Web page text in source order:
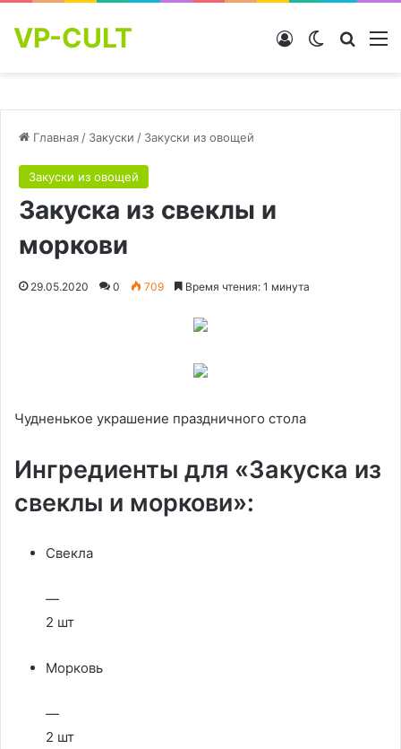
VP-CULT Switch skin
Войти
Главная / Закуски / Закуски из овощей
Закуски из овощей
Закуска из свеклы и
моркови
29.05.2020 0 709 Время чтения: 1 минута
Чудненькое украшение праздничного стола
Ингредиенты для «Закуска из
свеклы и моркови»:
Свекла
—
2 шт
Морковь
—
2 шт